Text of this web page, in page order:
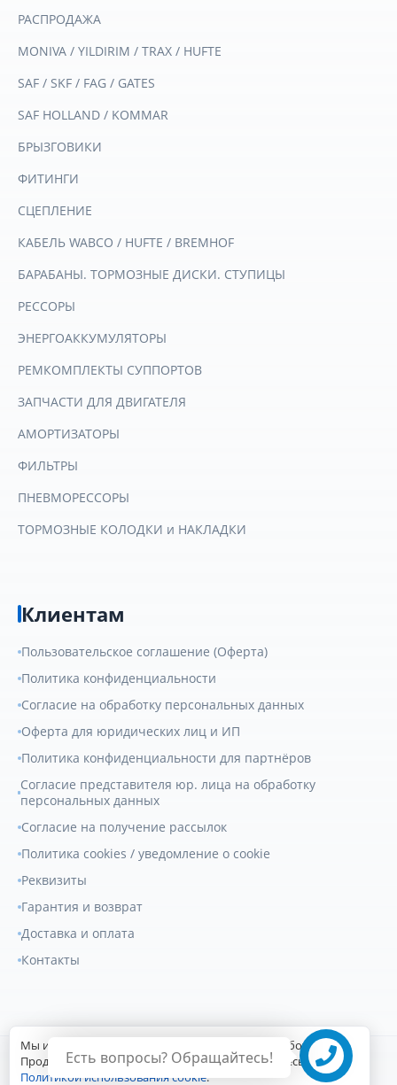
Есть вопросы? Обращайтесь!
РАСПРОДАЖА
MONIVA / YILDIRIM / TRAX / HUFTE
SAF / SKF / FAG / GATES
SAF HOLLAND / KOMMAR
БРЫЗГОВИКИ
ФИТИНГИ
СЦЕПЛЕНИЕ
КАБЕЛЬ WABCO / HUFTE / BREMHOF
БАРАБАНЫ. ТОРМОЗНЫЕ ДИСКИ. СТУПИЦЫ
РЕССОРЫ
ЭНЕРГОАККУМУЛЯТОРЫ
РЕМКОМПЛЕКТЫ СУППОРТОВ
ЗАПЧАСТИ ДЛЯ ДВИГАТЕЛЯ
АМОРТИЗАТОРЫ
ФИЛЬТРЫ
ПНЕВМОРЕССОРЫ
ТОРМОЗНЫЕ КОЛОДКИ и НАКЛАДКИ
Клиентам
Пользовательское соглашение (Оферта)
Политика конфиденциальности
Согласие на обработку персональных данных
Оферта для юридических лиц и ИП
Политика конфиденциальности для партнёров
Согласие представителя юр. лица на обработку
персональных данных
Согласие на получение рассылок
Политика cookies / уведомление о cookie
Реквизиты
Гарантия и возврат
Доставка и оплата
Контакты
© 2007-2026Геркулес Трак. Все права защищены.
Мы используем файлы cookie для улучшения работы сайта.
Продолжая пользоваться сайтом, вы соглашаетесь с
Политикой использования cookie.